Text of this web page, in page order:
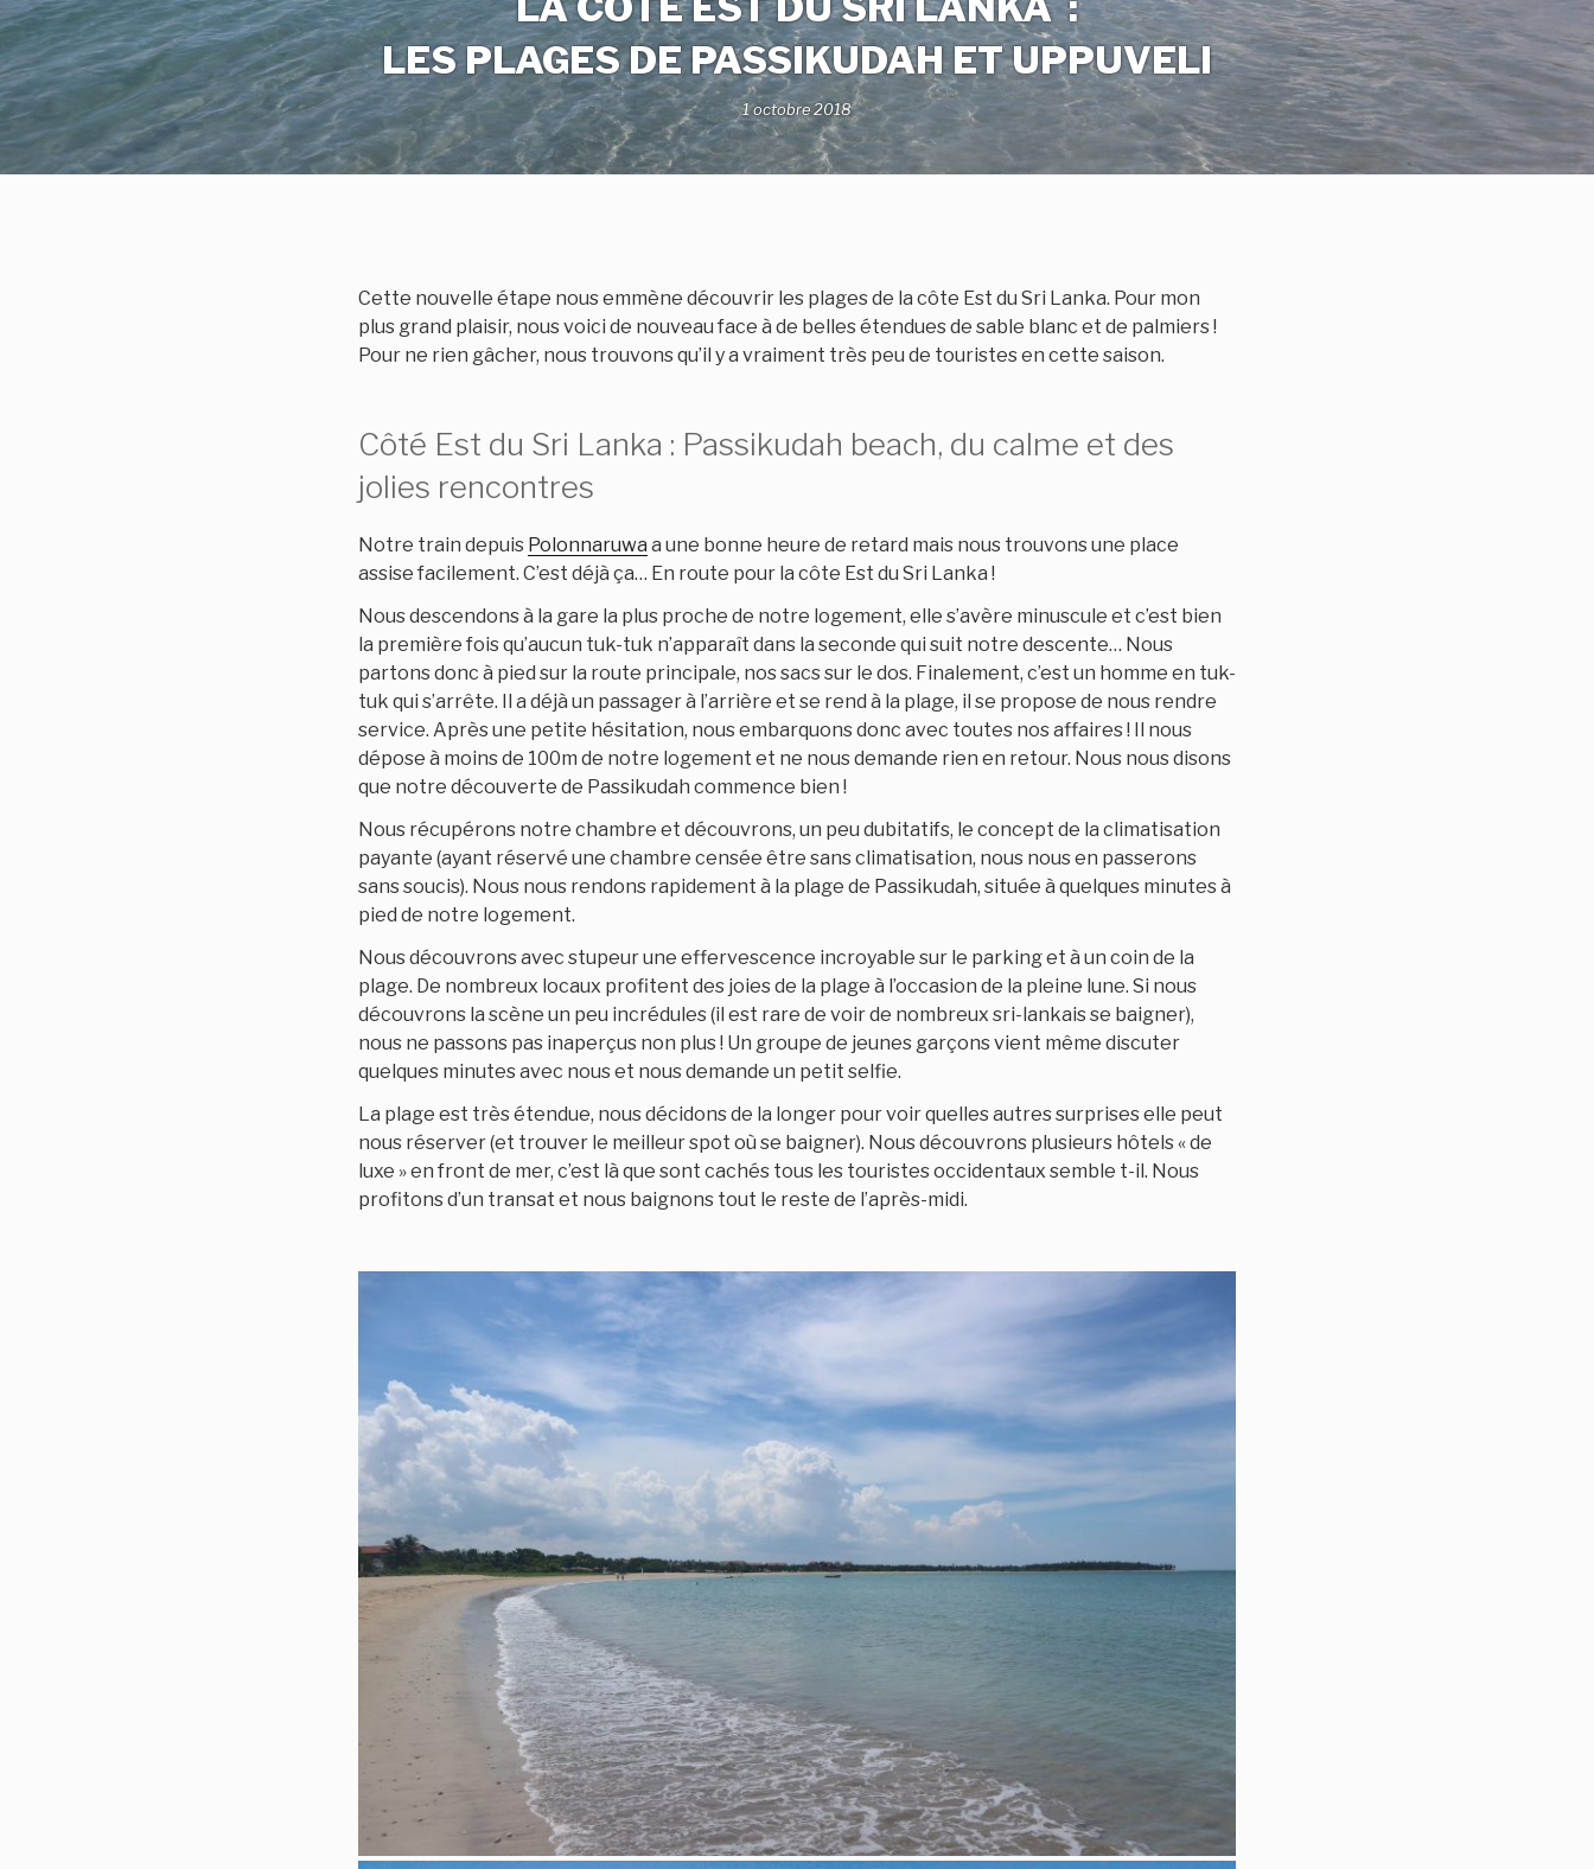
LES PLAGES DE PASSIKUDAH ET UPPUVELI
1 octobre 2018
Cette nouvelle étape nous emmène découvrir les plages de la côte Est du Sri Lanka. Pour mon
plus grand plaisir, nous voici de nouveau face à de belles étendues de sable blanc et de palmiers !
Pour ne rien gâcher, nous trouvons qu’il y a vraiment très peu de touristes en cette saison.
Côté Est du Sri Lanka : Passikudah beach, du calme et des
jolies rencontres
Notre train depuis Polonnaruwa a une bonne heure de retard mais nous trouvons une place
assise facilement. C’est déjà ça… En route pour la côte Est du Sri Lanka !
Nous descendons à la gare la plus proche de notre logement, elle s’avère minuscule et c’est bien
la première fois qu’aucun tuk-tuk n’apparaît dans la seconde qui suit notre descente… Nous
partons donc à pied sur la route principale, nos sacs sur le dos. Finalement, c’est un homme en tuk-
tuk qui s’arrête. Il a déjà un passager à l’arrière et se rend à la plage, il se propose de nous rendre
service. Après une petite hésitation, nous embarquons donc avec toutes nos affaires ! Il nous
dépose à moins de 100m de notre logement et ne nous demande rien en retour. Nous nous disons
que notre découverte de Passikudah commence bien !
Nous récupérons notre chambre et découvrons, un peu dubitatifs, le concept de la climatisation
payante (ayant réservé une chambre censée être sans climatisation, nous nous en passerons
sans soucis). Nous nous rendons rapidement à la plage de Passikudah, située à quelques minutes à
pied de notre logement.
Nous découvrons avec stupeur une effervescence incroyable sur le parking et à un coin de la
plage. De nombreux locaux profitent des joies de la plage à l’occasion de la pleine lune. Si nous
découvrons la scène un peu incrédules (il est rare de voir de nombreux sri-lankais se baigner),
nous ne passons pas inaperçus non plus ! Un groupe de jeunes garçons vient même discuter
quelques minutes avec nous et nous demande un petit selfie.
La plage est très étendue, nous décidons de la longer pour voir quelles autres surprises elle peut
nous réserver (et trouver le meilleur spot où se baigner). Nous découvrons plusieurs hôtels « de
luxe » en front de mer, c’est là que sont cachés tous les touristes occidentaux semble t-il. Nous
profitons d’un transat et nous baignons tout le reste de l’après-midi.